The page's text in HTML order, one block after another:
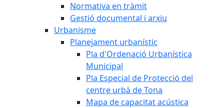
Normativa en tràmit
Gestió documental i arxiu
Urbanisme
Planejament urbanístic
Pla d'Ordenació Urbanística
Municipal
Pla Especial de Protecció del
centre urbà de Tona
Mapa de capacitat acústica